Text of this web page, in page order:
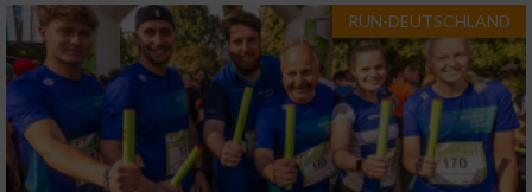
RUN-DEUTSCHLAND